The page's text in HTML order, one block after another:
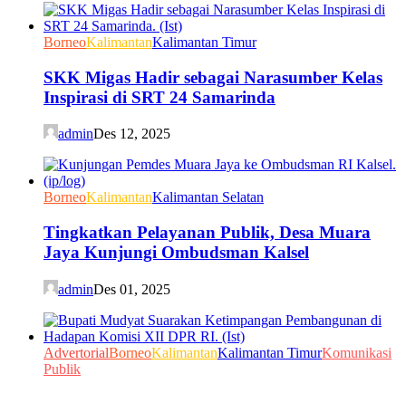
BorneoKalimantanKalimantan Timur
SKK Migas Hadir sebagai Narasumber Kelas
Inspirasi di SRT 24 Samarinda
adminDes 12, 2025
BorneoKalimantanKalimantan Selatan
Tingkatkan Pelayanan Publik, Desa Muara
Jaya Kunjungi Ombudsman Kalsel
adminDes 01, 2025
AdvertorialBorneoKalimantanKalimantan TimurKomunikasi
Publik